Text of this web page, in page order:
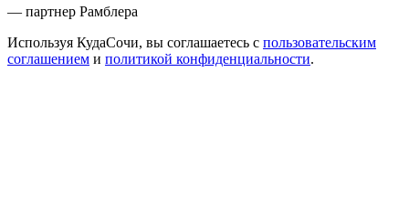
— партнер Рамблера
Используя КудаСочи, вы соглашаетесь с пользовательским
соглашением и политикой конфиденциальности.